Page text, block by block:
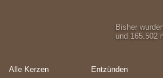
Bisher
und 165.502
Alle Kerzen Entzünden